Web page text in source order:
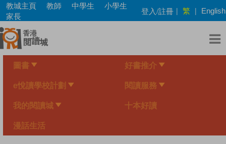
Skip
main
content
教城主頁 教師 中學生
小學生
家長
登入/註冊 | 繁 | English
圖書 好書推介
e悅讀學校計劃 閱讀服務
我的閱讀城 十本好讀
漫話生活